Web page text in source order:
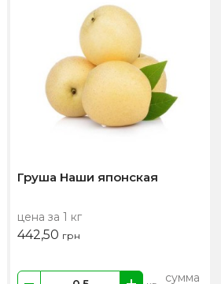
Груша Наши японская
цена за 1 кг
442,50 грн
сумма